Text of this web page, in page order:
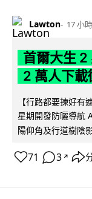
Lawton 17 小時
首爾大生 2
2 萬人下載
【行路都要揀好
星期開發防曬導航
陽仰角及行道樹陰
71 3 ↗